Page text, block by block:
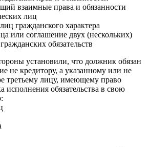
взаимные права и обязанности
лиц
гражданского характера
или соглашение двух (нескольких)
обязательств
установили, что должник обязан
не кредитору, а указанному или не
третьему лицу, имеющему право
исполнения обязательства в свою